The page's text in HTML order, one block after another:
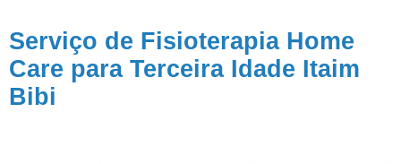
Serviço de Fisioterapia Home
Care para Terceira Idade Itaim
Bibi